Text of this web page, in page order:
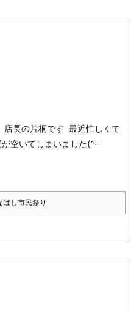
店長の片桐です 最近忙しくて
空いてしまいました(^-
ばし市民祭り